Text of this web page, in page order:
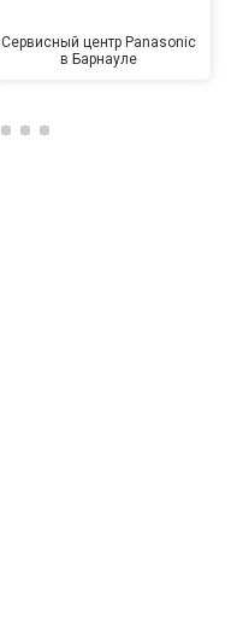
Сервисный центр Panasonic
в Барнауле